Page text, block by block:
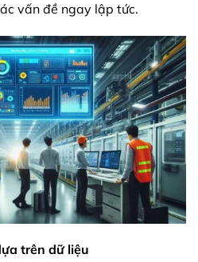
vấn đề ngay lập tức.
trên dữ liệu